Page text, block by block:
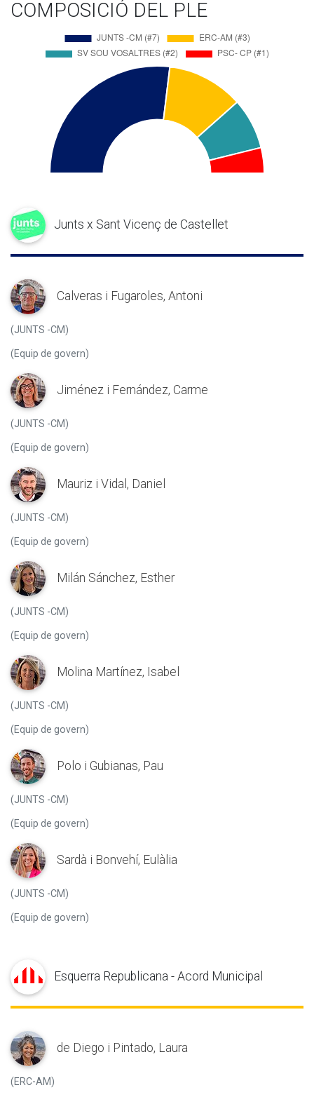
COMPOSICIÓ DEL PLE
Junts x Sant Vicenç de Castellet
Calveras i Fugaroles, Antoni
(JUNTS -CM)
(Equip de govern)
Jiménez i Fernández, Carme
(JUNTS -CM)
(Equip de govern)
Mauriz i Vidal, Daniel
(JUNTS -CM)
(Equip de govern)
Milán Sánchez, Esther
(JUNTS -CM)
(Equip de govern)
Molina Martínez, Isabel
(JUNTS -CM)
(Equip de govern)
Polo i Gubianas, Pau
(JUNTS -CM)
(Equip de govern)
Sardà i Bonvehí, Eulàlia
(JUNTS -CM)
(Equip de govern)
Esquerra Republicana - Acord Municipal
de Diego i Pintado, Laura
(ERC-AM)